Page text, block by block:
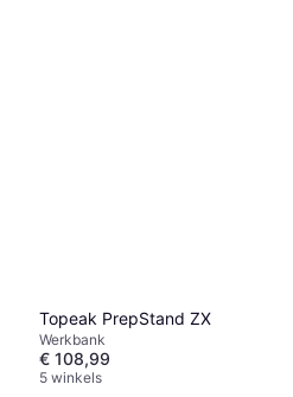
Topeak PrepStand ZX
Werkbank
€ 108,99
5 winkels